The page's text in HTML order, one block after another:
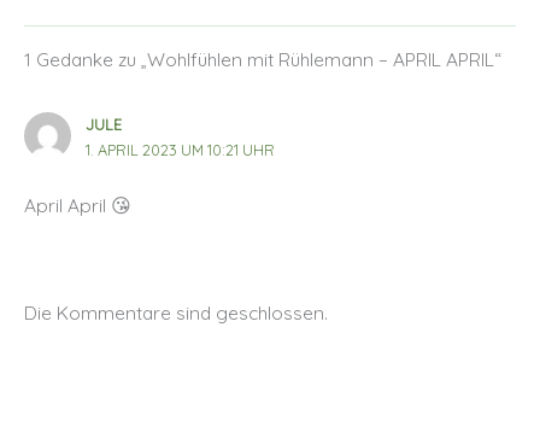
1 Gedanke zu „Wohlfühlen mit Rühlemann – APRIL APRIL“
JULE
1. APRIL 2023 UM 10:21 UHR
April April 😘
Die Kommentare sind geschlossen.